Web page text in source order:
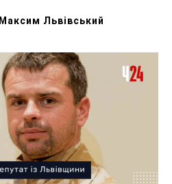
Максим Львівський